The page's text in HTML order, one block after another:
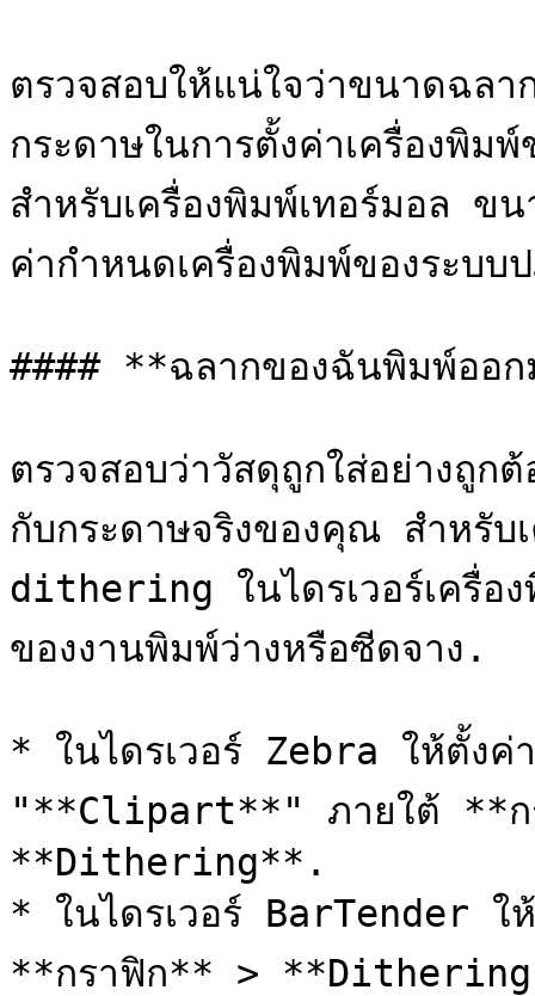
ตรวจสอบให้แน่ใจว่าขนาดฉล
กระดาษในการตั้งค่าเครื่องพิ
สำหรับเครื่องพิมพ์เทอร์มอล ข
ค่ากำหนดเครื่องพิมพ์ของระบ
#### **ฉลากของฉันพิมพ์ออ
ตรวจสอบว่าวัสดุถูกใส่อย่างถู
กับกระดาษจริงของคุณ สำหรับ
dithering ในไดรเวอร์เครื่อ
ของงานพิมพ์ว่างหรือซีดจาง.
* ในไดรเวอร์ Zebra ให้ตั้
"**Clipart**" ภายใต้ **ก
**Dithering**.
* ในไดรเวอร์ BarTender
**กราฟิก** >